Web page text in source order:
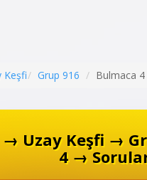
Grup 916 Bulmaca 4
→ Uzay Keşfi →
4 →